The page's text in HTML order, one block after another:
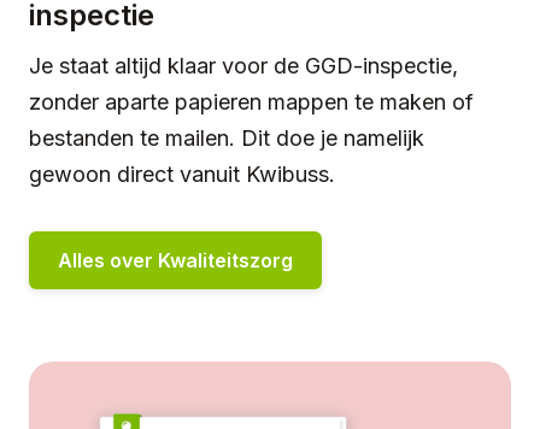
inspectie
Je staat altijd klaar voor de GGD-inspectie,
zonder aparte papieren mappen te maken of
bestanden te mailen. Dit doe je namelijk
gewoon direct vanuit Kwibuss.
Alles over Kwaliteitszorg